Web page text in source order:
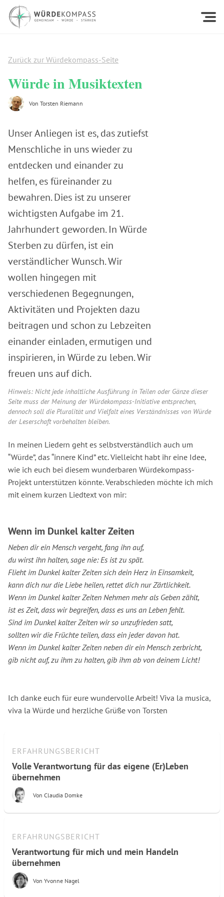
Zurück zur Würdekompass-Seite
Würde in Musiktexten
Von Torsten Riemann
Unser Anliegen ist es, das zutiefst
Menschliche in uns wieder zu
entdecken und einander zu
helfen, es füreinander zu
bewahren. Dies ist zu unserer
wichtigsten Aufgabe im 21.
Jahrhundert geworden. In Würde
Sterben zu dürfen, ist ein
verständlicher Wunsch. Wir
wollen hingegen mit
verschiedenen Begegnungen,
Aktivitäten und Projekten dazu
beitragen und schon zu Lebzeiten
einander einladen, ermutigen und
inspirieren, in Würde zu leben. Wir
freuen uns auf dich.
Hinweis: Nicht jede inhaltliche Ausführung in Teilen oder Gänze dieser
Seite muss der Meinung der Würdekompass-Initiative entsprechen,
dennoch soll die Pluralität und Vielfalt eines Verständnisses von Würde
der Leserschaft vorbehalten bleiben.
In meinen Liedern geht es selbstverständlich auch um
“Würde”, das “innere Kind” etc. Vielleicht habt ihr eine Idee,
wie ich euch bei diesem wunderbaren Würdekompass-
Projekt unterstützen könnte. Verabschieden möchte ich mich
mit einem kurzen Liedtext von mir:
Wenn im Dunkel kalter Zeiten
Neben dir ein Mensch vergeht, fang ihn auf,
du wirst ihn halten, sage nie: Es ist zu spät.
Flieht im Dunkel kalter Zeiten sich dein Herz in Einsamkeit,
kann dich nur die Liebe heilen, rettet dich nur Zärtlichkeit.
Wenn im Dunkel kalter Zeiten Nehmen mehr als Geben zählt,
ist es Zeit, dass wir begreifen, dass es uns an Leben fehlt.
Sind im Dunkel kalter Zeiten wir so unzufrieden satt,
sollten wir die Früchte teilen, dass ein jeder davon hat.
Wenn im Dunkel kalter Zeiten neben dir ein Mensch zerbricht,
gib nicht auf, zu ihm zu halten, gib ihm ab von deinem Licht!
Ich danke euch für eure wundervolle Arbeit! Viva la musica,
viva la Würde und herzliche Grüße von Torsten
ERFAHRUNGSBERICHT
Volle Verantwortung für das eigene (Er)Leben
übernehmen
Von Claudia Domke
ERFAHRUNGSBERICHT
Verantwortung für mich und mein Handeln
übernehmen
Von Yvonne Nagel